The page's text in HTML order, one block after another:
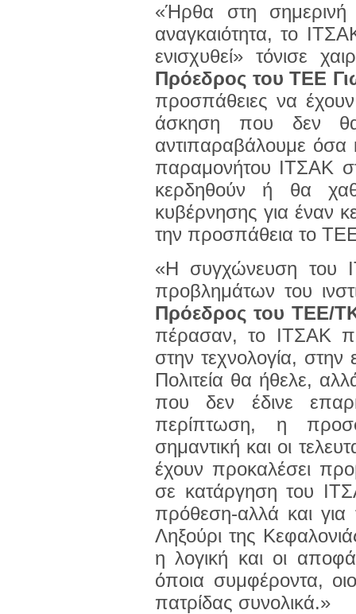
«Ήρθα στη σημερινή
αναγκαιότητα, το
ενισχυθεί» τόνισε
Πρόεδρος του ΤΕΕ
προσπάθειες να
άσκηση που δεν
αντιπαραβάλουμε όσα
παραμονήτου ΙΤΣΑΚ
κερδηθούν ή θα
κυβέρνησης για έναν
την προσπάθεια το
«Η συγχώνευση του
προβλημάτων του
Πρόεδρος του ΤΕΕ/
πέρασαν, το ΙΤΣΑΚ
στην τεχνολογία,
Πολιτεία θα ήθελε,
που δεν έδινε
περίπτωση, η
σημαντική και οι
έχουν προκαλέσει
σε κατάργηση του
πρόθεση-αλλά και
Ληξούρι της
η λογική και οι
όποια συμφέροντα,
πατρίδας συνολικά.»